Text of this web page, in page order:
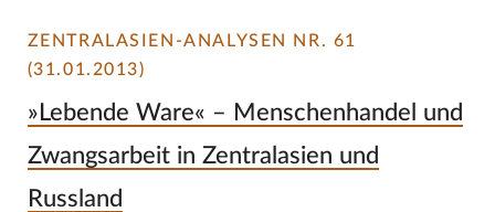
ZENTRALASIEN-ANALYSEN NR. 61
(31.01.2013)
»Lebende Ware« – Menschenhandel und
Zwangsarbeit in Zentralasien und
Russland